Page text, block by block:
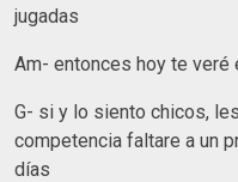
jugadas
Am- entonces hoy te veré
G- si y lo siento chicos,
competencia faltare a un
días